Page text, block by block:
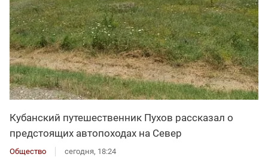
Кубанский путешественник Пухов рассказал о
предстоящих автопоходах на Север
Общество сегодня, 18:24